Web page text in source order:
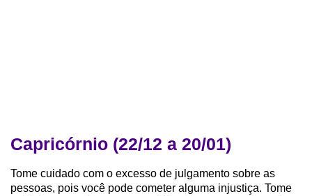
Capricórnio (22/12 a 20/01)
Tome cuidado com o excesso de julgamento sobre as
pessoas, pois você pode cometer alguma injustiça. Tome